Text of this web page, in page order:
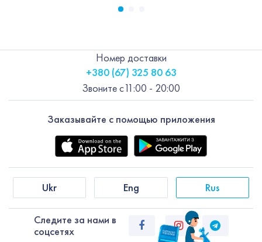
Заказывайте с помощью приложения
Следите за нами в
соцсетях
Ukr Eng Rus
Номер доставки
+380 (67) 325 80 63
Звоните с11:00 - 20:00